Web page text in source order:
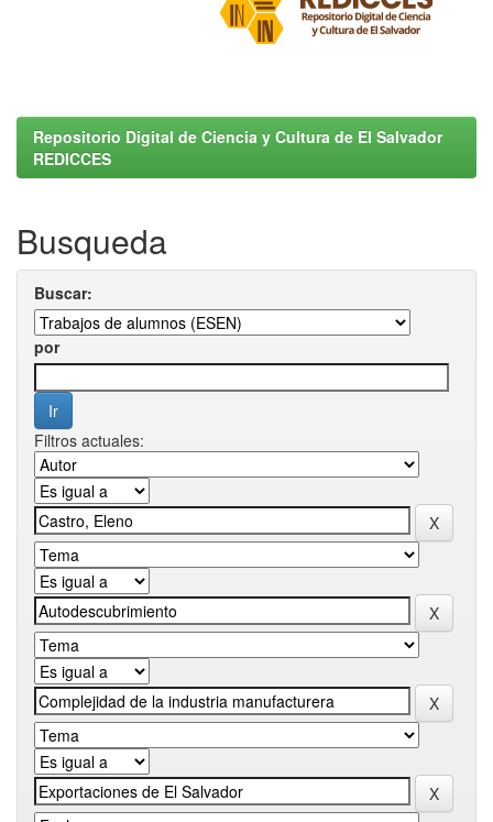
Repositorio Digital de Ciencia y Cultura de El Salvador
REDICCES
Busqueda
Buscar:
por
Filtros actuales: